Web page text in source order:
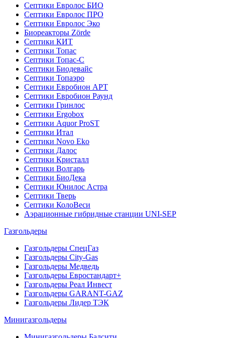
Септики Евролос БИО
Септики Евролос ПРО
Септики Евролос Эко
Биореакторы Zörde
Септики КИТ
Септики Топас
Септики Топас-С
Септики Биодевайс
Септики Топаэро
Септики Евробион АРТ
Септики Евробион Раунд
Септики Гринлос
Септики Ergobox
Септики Aquor ProST
Септики Итал
Септики Novo Eko
Септики Далос
Септики Кристалл
Септики Волгарь
Септики БиоДека
Септики Юнилос Астра
Септики Тверь
Септики КолоВеси
Аэрационные гибридные станции UNI-SEP
Газгольдеры
Газгольдеры СпецГаз
Газгольдеры City-Gas
Газгольдеры Медведь
Газгольдеры Евростандарт+
Газгольдеры Реал Инвест
Газгольдеры GARANT-GAZ
Газгольдеры Лидер ТЭК
Минигазгольдеры